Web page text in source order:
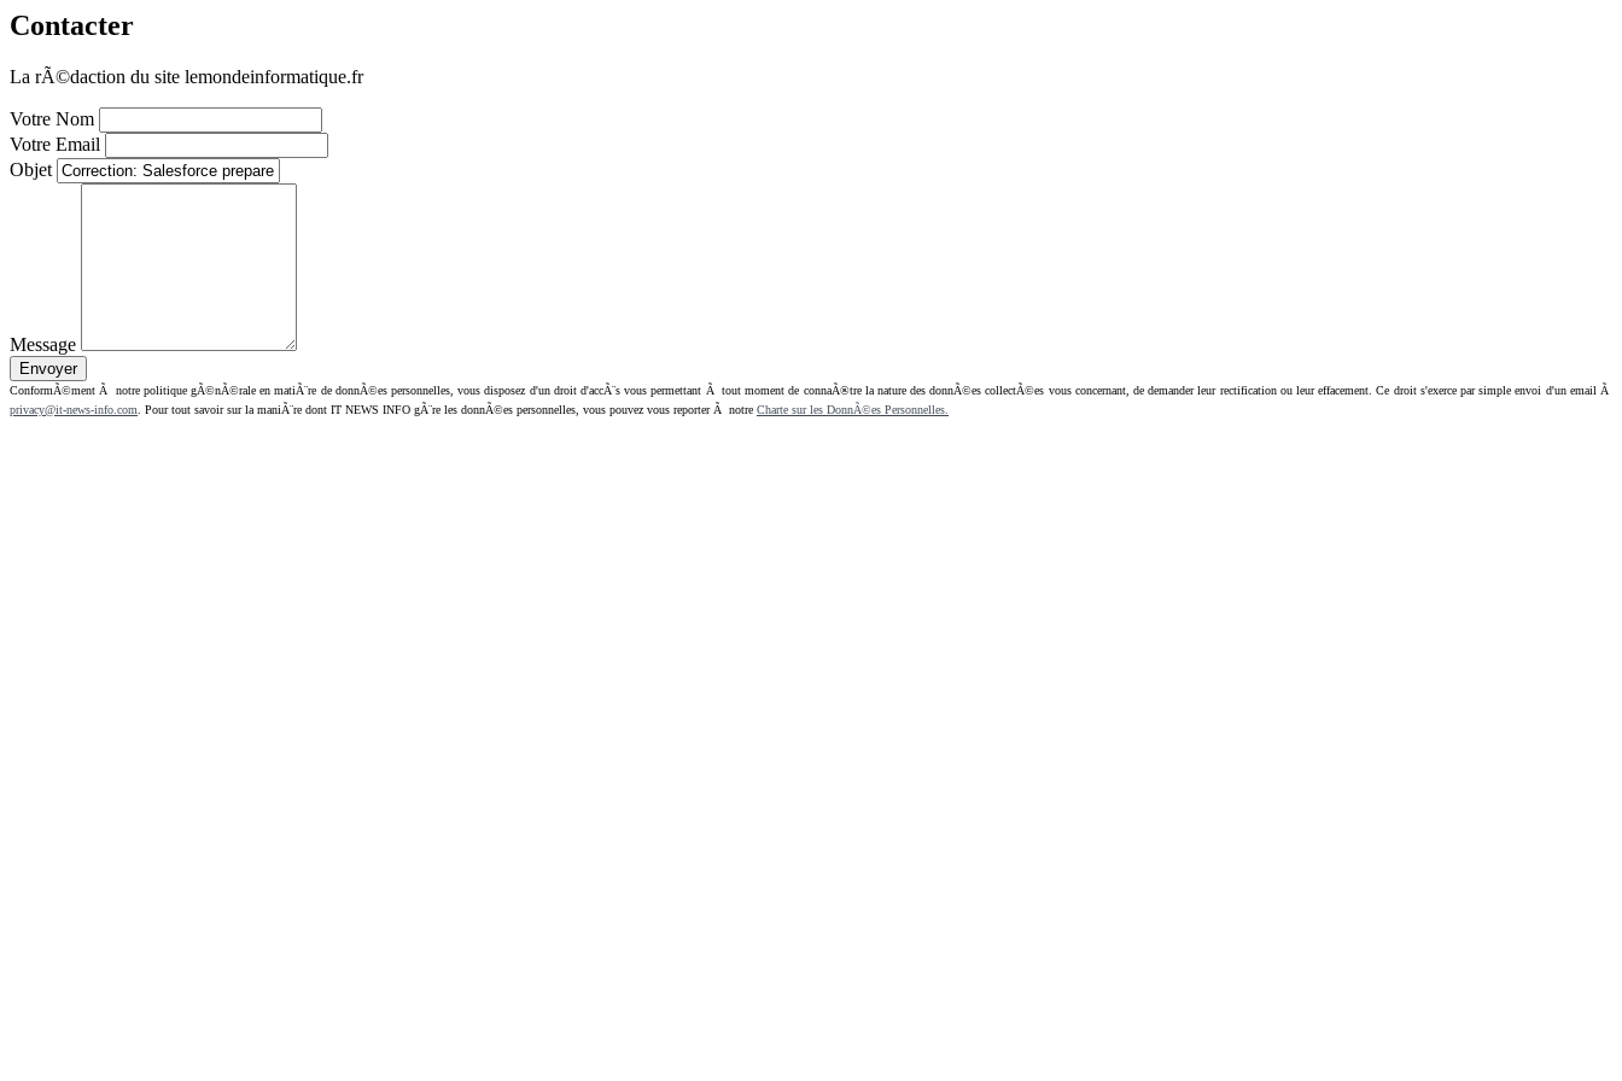
Contacter
La rÃ©daction du site lemondeinformatique.fr
Votre Nom
Votre Email
Objet
Message
ConformÃ©ment Ã notre politique gÃ©nÃ©rale en matiÃ¨re de donnÃ©es personnelles, vous disposez d'un droit d'accÃ¨s vous permettant Ã tout moment de connaÃ®tre la nature des donnÃ©es collectÃ©es vous concernant, de demander leur rectification ou leur effacement. Ce droit s'exerce par simple envoi d'un email Ã
privacy@it-news-info.com . Pour tout savoir sur la maniÃ¨re dont IT NEWS INFO gÃ¨re les donnÃ©es personnelles, vous pouvez vous reporter Ã notre Charte sur les DonnÃ©es Personnelles.